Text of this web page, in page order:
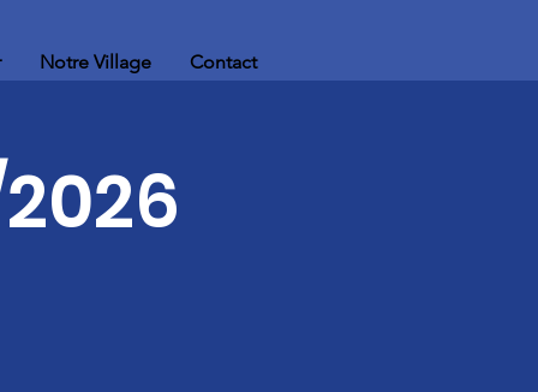
Notre Village Contact